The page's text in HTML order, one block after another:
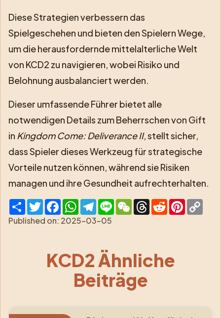
Diese Strategien verbessern das
Spielgeschehen und bieten den Spielern Wege,
um die herausfordernde mittelalterliche Welt
von KCD2 zu navigieren, wobei Risiko und
Belohnung ausbalanciert werden.
Dieser umfassende Führer bietet alle
notwendigen Details zum Beherrschen von Gift
in Kingdom Come: Deliverance II, stellt sicher,
dass Spieler dieses Werkzeug für strategische
Vorteile nutzen können, während sie Risiken
managen und ihre Gesundheit aufrechterhalten.
ShareTwitterFacebookWhatsApp
Telegram
Line WeChatThreads
RedditPinterest
Published on: 2025-03-05
KCD2 Ähnliche
Beiträge